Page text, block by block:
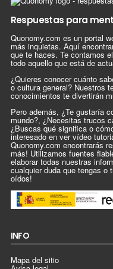
Respuestas para
Quonomy.com es un portal
más inquietas. Aquí
que te haces. Te contamos
todo aquello que está de
¿Quieres conocer cuánto
o cultura general? Nuestros
conocimientos te divertirán
Pero además, ¿Te gustaría
mundo?, ¿Necesitas trucos
¿Buscas qué significa o
interesado en ver vídeo
Quonomy.com encontrarás
más! Utilizamos fuentes
elaborar todas nuestras
cualquier duda que tengas o
oídos!
INFO
Mapa del sitio